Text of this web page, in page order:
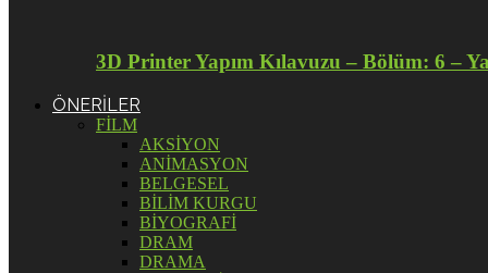
3D Printer Yapım Kılavuzu – Bölüm: 6 –
ÖNERİLER
FİLM
AKSİYON
ANİMASYON
BELGESEL
BİLİM KURGU
BİYOGRAFİ
DRAM
DRAMA